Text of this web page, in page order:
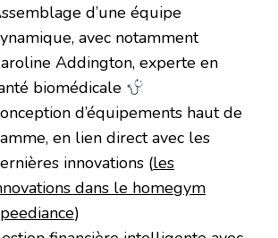
d’une équipe
avec notamment
Addington, experte en
biomédicale
d’équipements haut de
en lien direct avec les
innovations (les
dans le homegym
)